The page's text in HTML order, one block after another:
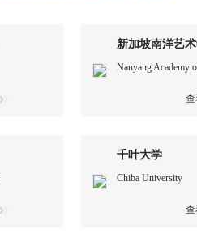
新加坡南洋艺
Nanyang Academy
千叶大学
Chiba University